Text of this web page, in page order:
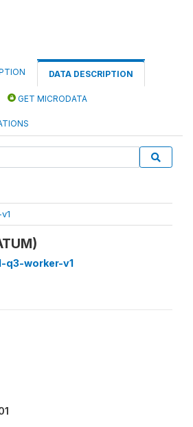
DATA DESCRIPTION
GET MICRODATA
q3-worker-v1